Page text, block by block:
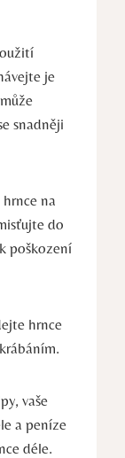
je
snadněji
na
do
poškození
hrnce
vaše
a peníze
déle.